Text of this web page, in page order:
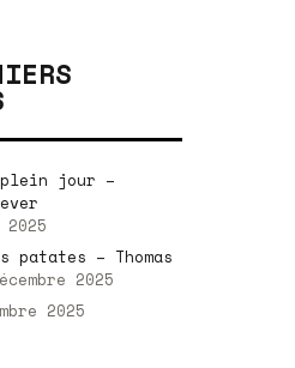
plein jour –
2025
patates – Thomas
2025
2025